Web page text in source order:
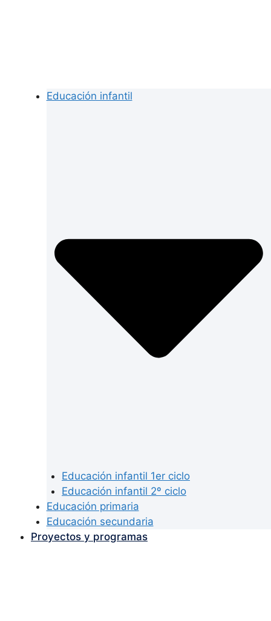
Educación infantil
Educación infantil 1er ciclo
Educación infantil 2º ciclo
Educación primaria
Educación secundaria
Proyectos y programas